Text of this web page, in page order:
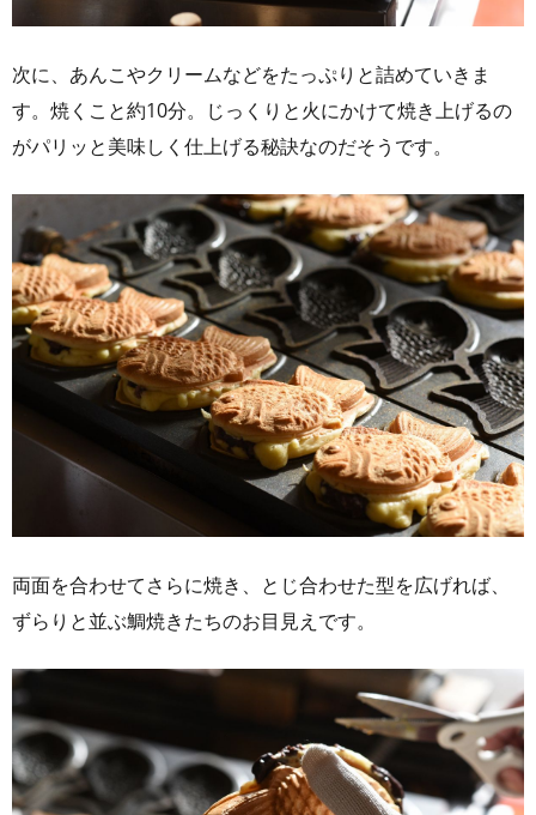
次に、あんこやクリームなどをたっぷりと詰めていきま
す。焼くこと約10分。じっくりと火にかけて焼き上げるの
がパリッと美味しく仕上げる秘訣なのだそうです。
両面を合わせてさらに焼き、とじ合わせた型を広げれば、
ずらりと並ぶ鯛焼きたちのお目見えです。